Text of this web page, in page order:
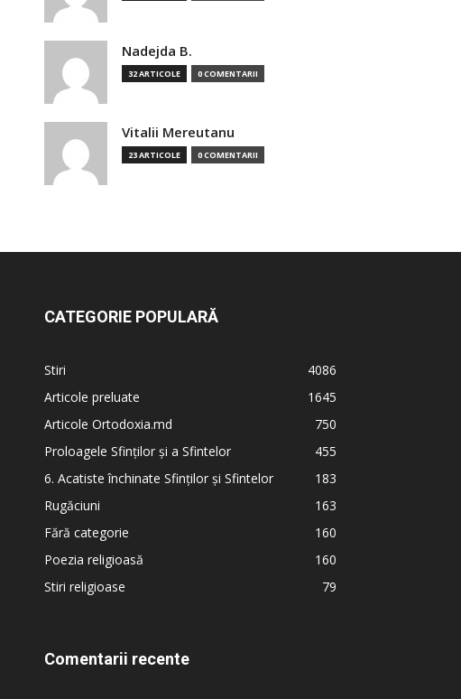
Nadejda B.
32 ARTICOLE 0 COMENTARII
Vitalii Mereutanu
23 ARTICOLE 0 COMENTARII
CATEGORIE POPULARĂ
Stiri
4086
Articole preluate
1645
Articole Ortodoxia.md
750
Proloagele Sfinților și a Sfintelor
455
6. Acatiste închinate Sfinților și Sfintelor
183
Rugăciuni
163
Fără categorie
160
Poezia religioasă
160
Stiri religioase
79
Comentarii recente